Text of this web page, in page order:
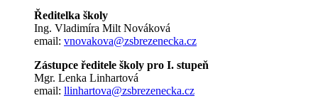
Ředitelka školy
Ing. Vladimíra Milt Nováková
email: vnovakova@zsbrezenecka.cz
Zástupce ředitele školy pro I. stupeň
Mgr. Lenka Linhartová
email: llinhartova@zsbrezenecka.cz